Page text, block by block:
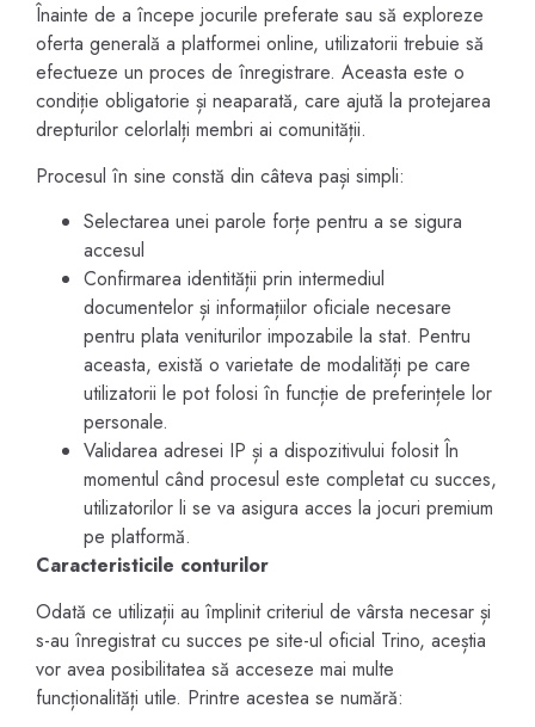
Înainte de a începe jocurile preferate sau să exploreze
oferta generală a platformei online, utilizatorii trebuie să
efectueze un proces de înregistrare. Aceasta este o
condiție obligatorie și neaparată, care ajută la protejarea
drepturilor celorlalți membri ai comunității.
Procesul în sine constă din câteva pași simpli:
Selectarea unei parole forțe pentru a se sigura
accesul
Confirmarea identității prin intermediul
documentelor și informațiilor oficiale necesare
pentru plata veniturilor impozabile la stat. Pentru
aceasta, există o varietate de modalități pe care
utilizatorii le pot folosi în funcție de preferințele lor
personale.
Validarea adresei IP și a dispozitivului folosit În
momentul când procesul este completat cu succes,
utilizatorilor li se va asigura acces la jocuri premium
pe platformă.
Caracteristicile conturilor
Odată ce utilizații au împlinit criteriul de vârsta necesar și
s-au înregistrat cu succes pe site-ul oficial Trino, aceștia
vor avea posibilitatea să acceseze mai multe
funcționalități utile. Printre acestea se numără: